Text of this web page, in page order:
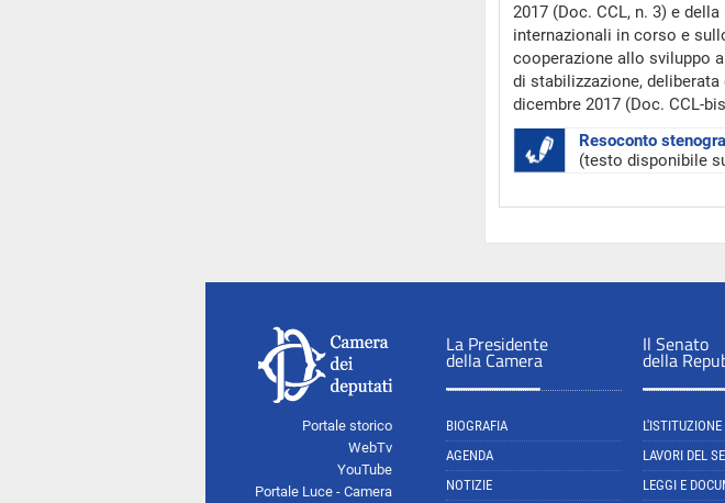
2017 (Doc. CCL, n. 3) e
internazionali in corso e
cooperazione allo sviluppo
di stabilizzazione,
dicembre 2017 (Doc. CCL-
Resoconto
(testo disponibile
Portale storico
WebTv
YouTube
Portale Luce - Camera
La Presidente
della Camera
BIOGRAFIA
AGENDA
NOTIZIE
Il Senato
della
L'ISTITUZIONE
LAVORI DEL
LEGGI E